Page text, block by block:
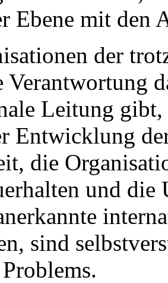
Ebene mit den
der
Verantwortung
Leitung
Entwicklung
die
und
sind